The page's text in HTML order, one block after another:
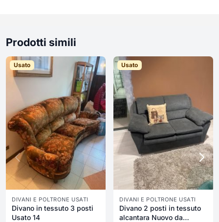
Prodotti simili
Usato
DIVANI E POLTRONE USATI
Divano in tessuto 3 posti
Usato 14
Usato
DIVANI E POLTRONE USATI
Divano 2 posti in tessuto
alcantara Nuovo da